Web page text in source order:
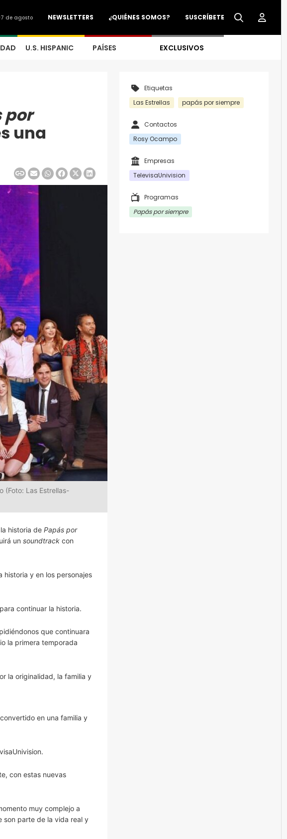
SUSCRÍBETE
¿QUIÉNES SOMOS?
NEWSLETTERS
de agosto
U.S. HISPANIC PAÍSES EXCLUSIVOS
por
una
(Foto: Las Estrellas-
historia de Papás por
un soundtrack con
historia y en los personajes
continuar la historia.
que continuara
la primera temporada
la originalidad, la familia y
en una familia y
con estas nuevas
muy complejo a
son parte de la vida real y
Etiquetas
Las Estrellas
papás por siempre
Contactos
Rosy Ocampo
Empresas
TelevisaUnivision
Programas
Papás por siempre